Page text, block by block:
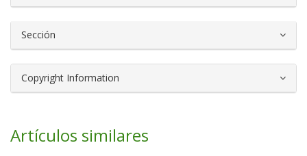
Sección
Copyright Information
Artículos similares